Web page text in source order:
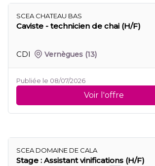
SCEA CHATEAU BAS
Caviste - technicien de chai (H/F)
CDI Vernègues (13)
Publiée le 08/07/2026
Voir l'offre
SCEA DOMAINE DE CALA
Stage : Assistant vinifications (H/F)